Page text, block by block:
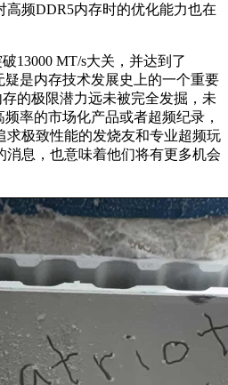
高频DDR5内存时的优化能力也在
13000 MT/s大关，并达到了
疑是内存技术发展史上的一个重要
的极限潜力远未被完全发掘，未
率的市场化产品或者超频纪录，
求极致性能的发烧友和专业超频玩
消息，也意味着他们将有更多机会